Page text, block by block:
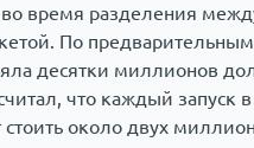
время разделения
По
десятки миллионов
что каждый запуск
стоить около двух